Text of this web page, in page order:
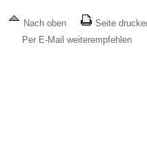
Nach oben
Seite
Per E-Mail weiterempfehlen